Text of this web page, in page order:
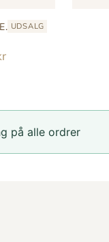
UDSALG
på alle ordrer